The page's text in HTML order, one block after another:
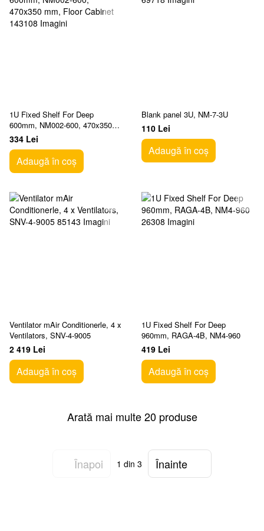
1U Fixed Shelf For Deep
600mm, NM002-600, 470x350
mm, Floor Cabinet
334 Lei
Adaugă în coș
Blank panel 3U, NM-7-3U
110 Lei
Adaugă în coș
Ventilator mAir Conditionerle, 4 х
Ventilators, SNV-4-9005
2 419 Lei
Adaugă în coș
1U Fixed Shelf For Deep
960mm, RAGA-4B, NM4-960
419 Lei
Adaugă în coș
Arată mai multe 20 produse
Înapoi 1 din 3 Înainte